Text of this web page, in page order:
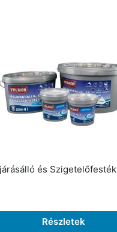
és Szigetelőfesték
Részletek